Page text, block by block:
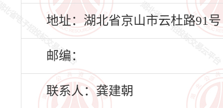
地址：湖北省京山市云杜路91号
邮编：
联系人：龚建朝